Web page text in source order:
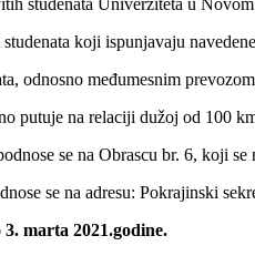
koji ispunjavaju
odnosno međumesnim
putuje na relaciji dužoj od 100
se na Obrascu br. 6, koji
se na adresu: Pokrajinski
marta 2021.godine.